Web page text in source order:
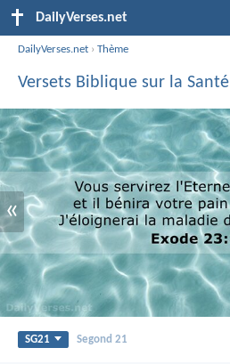
DailyVerses.net
DailyVerses.net ›Thème
Versets Biblique sur la Santé
«
SG21 Segond 21